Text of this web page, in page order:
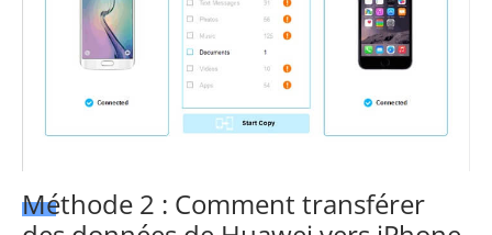
Méthode 2 : Comment transférer